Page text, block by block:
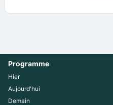
Programme
Hier
Aujourd'hui
Demain